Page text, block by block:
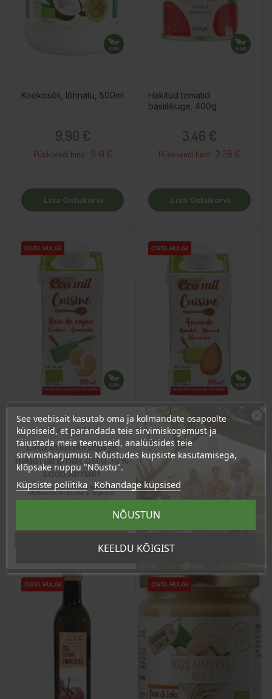
Kookosõli, lõhnatu, 500ml
9,90 €
Püsikliendi hind : 9.41 €
Lisa Ostukorvi
Hakitud tomatid
basiilikuga, 400g
3,46 €
Püsikliendi hind : 3.28 €
Lisa Ostukorvi
OSTA HULGI
OSTA HULGI
OSTA HULGI
Gluteenivaba india pähkli
kreem
toiduvalmistamiseks,
200ml
Hind
3,00 €
Püsikliendi hind :2.85 €
OSTA HULGI
OSTA HULGI
OSTA HULGI
Gluteenivaba
mandlikreem
toiduvalmistamiseks,
200ml
Püsikliendi hind :
OSTA HULGI
OSTA HULGI
OSTA HULGI OSTA HULGI
OSTA HULGI
See veebisait kasutab oma ja kolmandate osapoolte
küpsiseid, et parandada teie sirvimiskogemust ja
täiustada meie teenuseid, analüüsides teie
sirvimisharjumusi. Nõustudes küpsiste kasutamisega,
klõpsake nuppu "Nõustu".
Küpsiste poliitika Kohandage küpsised
KEELDU KÕIGIST
NÕUSTUN
Ära veel lahku!
Liitu uudiskirjaga ja
naudi järgmist ostu 10%
soodsamalt!
Sind ootavad spetsiaalsed allahindlused,
eksklusiivsed kampaaniad ja kingitused!
Registreeru e-maili aadressiga ja saad